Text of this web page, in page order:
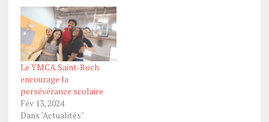
Le YMCA Saint-Roch
encourage la
persévérance scolaire
Fév 13, 2024
Dans "Actualités"